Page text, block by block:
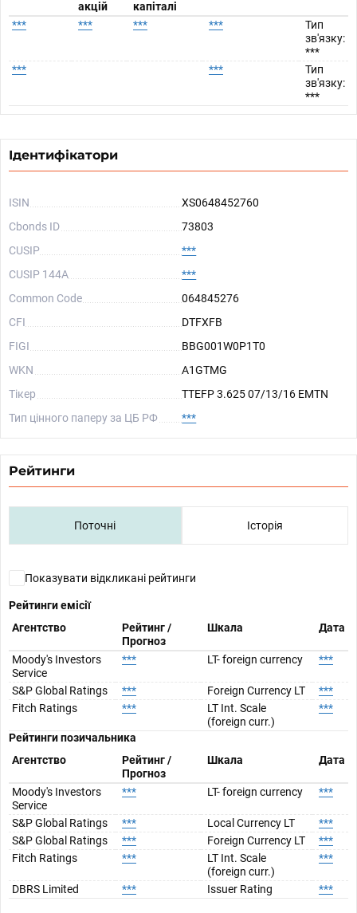
акцій
капіталі
***
*** *** ***
Тип
зв'язку:
***
***
***
Тип
зв'язку:
***
Ідентифікатори
ISIN
XS0648452760
Cbonds ID
73803
CUSIP
***
CUSIP 144A
***
Common Code
064845276
CFI
DTFXFB
FIGI
BBG001W0P1T0
WKN
A1GTMG
Тікер
TTEFP 3.625 07/13/16 EMTN
Тип цінного паперу за ЦБ РФ
***
Рейтинги
Поточні Історія
Показувати відкликані рейтинги
Рейтинги емісії
Агентство
Рейтинг /
Прогноз
Шкала Дата
Moody's Investors
Service
*** LT- foreign currency ***
S&P Global Ratings *** Foreign Currency LT
***
Fitch Ratings
***
LT Int. Scale
(foreign curr.)
***
Рейтинги позичальника
Агентство
Рейтинг /
Прогноз
Шкала Дата
Moody's Investors
Service
*** LT- foreign currency ***
S&P Global Ratings *** Local Currency LT
***
S&P Global Ratings
*** Foreign Currency LT
***
Fitch Ratings
***
LT Int. Scale
(foreign curr.)
***
DBRS Limited *** Issuer Rating ***